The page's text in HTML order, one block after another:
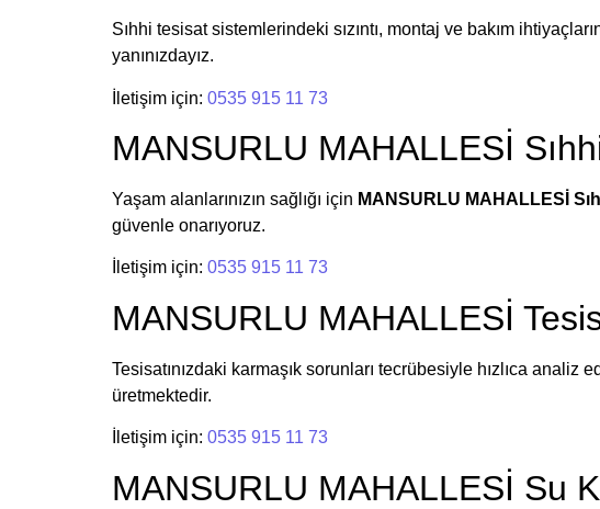
Sıhhi tesisat sistemlerindeki sızıntı, montaj ve bakım
yanınızdayız.
İletişim için: 0535 915 11 73
MANSURLU MAHALLESİ
Yaşam alanlarınızın sağlığı için MANSURLU MAHALLESİ
güvenle onarıyoruz.
İletişim için: 0535 915 11 73
MANSURLU MAHALLESİ
Tesisatınızdaki karmaşık sorunları tecrübesiyle hızlıca analiz
üretmektedir.
İletişim için: 0535 915 11 73
MANSURLU MAHALLESİ Su